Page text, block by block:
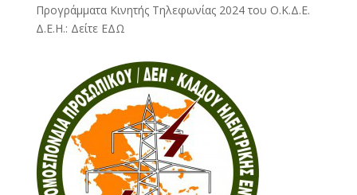
Προγράμματα Κινητής Τηλεφωνίας 2024 του Ο.Κ.Δ.Ε.
Δ.Ε.Η.: Δείτε ΕΔΩ